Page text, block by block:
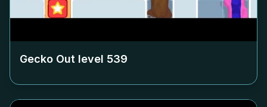
Gecko Out level 539